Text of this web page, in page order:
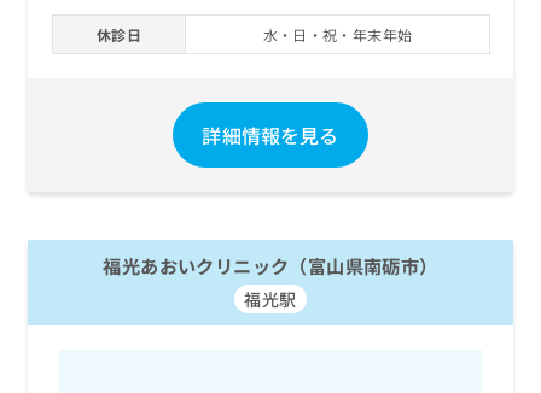
休診日 水・日・祝・年末年始
詳細情報を見る
福光あおいクリニック（富山県南砺市）
福光駅